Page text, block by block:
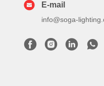
E-mail
info@soga-